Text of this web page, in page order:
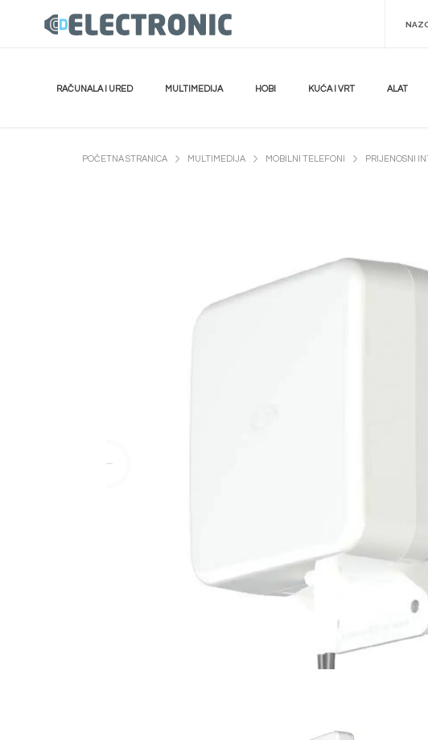
RAČUNALA I URED MULTIMEDIJA HOBI KUĆA I VRT ALAT
POČETNA STRANICA MULTIMEDIJA MOBILNI TELEFONI PRIJENOSNI